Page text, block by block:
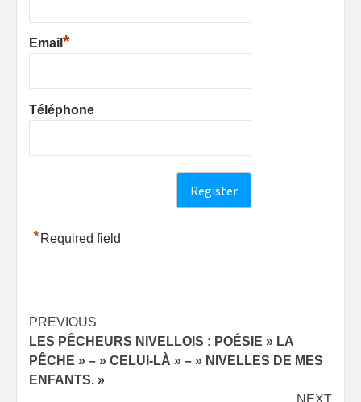
Email *
Téléphone
*Required field
Post
navigation
PREVIOUS
LES PÊCHEURS NIVELLOIS : POÉSIE » LA
PÊCHE » – » CELUI-LÀ » – » NIVELLES DE MES
ENFANTS. »